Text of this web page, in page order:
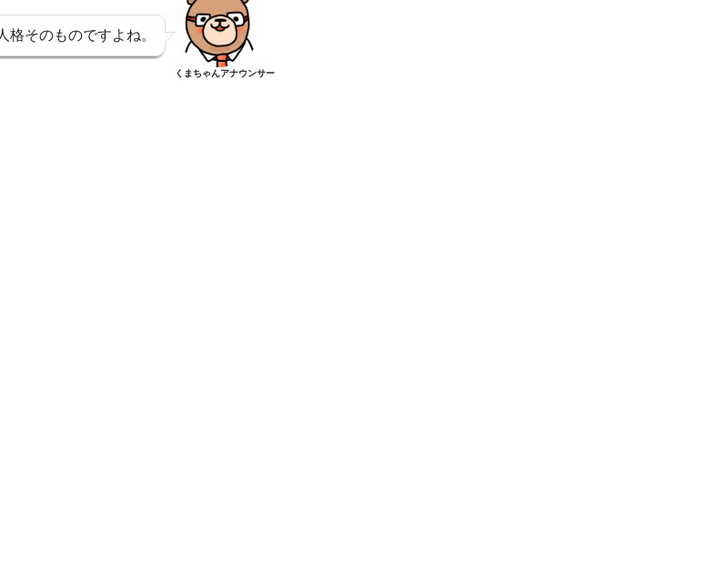
格そのものですよね。
くまちゃんアナウンサー